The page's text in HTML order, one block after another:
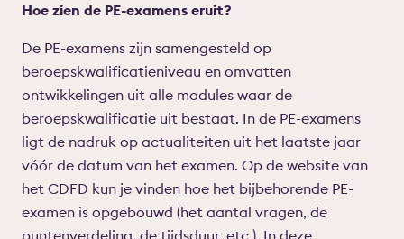
Hoe zien de PE-examens eruit?
De PE-examens zijn samengesteld op
beroepskwalificatieniveau en omvatten
ontwikkelingen uit alle modules waar de
beroepskwalificatie uit bestaat. In de PE-examens
ligt de nadruk op actualiteiten uit het laatste jaar
vóór de datum van het examen. Op de website van
het CDFD kun je vinden hoe het bijbehorende PE-
examen is opgebouwd (het aantal vragen, de